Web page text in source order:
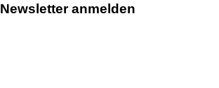
Newsletter anmelden